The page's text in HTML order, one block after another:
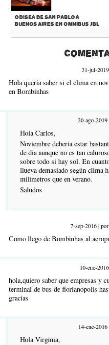
Odisea de San Pablo a
Buenos Aires en Omnibus JBL
31-jul-
Hola quería saber si el clima en
en Bombinhas
20-ago-
Hola Carlos,
Noviembre deberia estar
de dia aunque no es tan
sobre todo si hay sol. En
llueva demasiado según clima
milimetros que en verano.
Saludos
7-sep-2016 |
Como llego de Bombinhas al
10-ene-
hola,quiero saber que empresas y
terminal de bus de florianopolis
gracias
14-ene-
Hola Virginia,